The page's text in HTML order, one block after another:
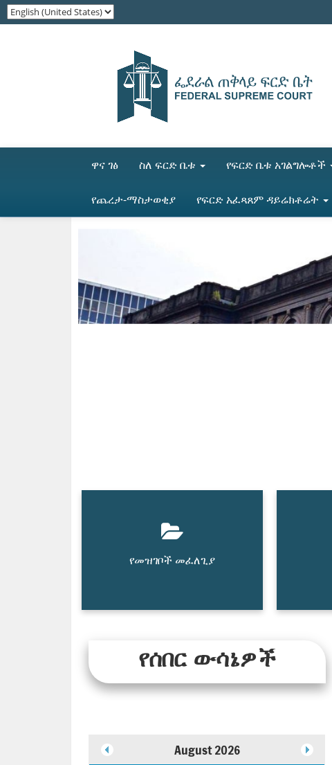
ዋና ገፅ ስለ ፍርድ ቤቱ የፍርድ ቤቱ አገልግሎቶች
የጨረታ-ማስታወቂያ የፍርድ አፈጻጸም ዳይሬክቶሬት
የመዝገቦች መፈለጊያ
የሰበር ውሳኔዎች
August 2026